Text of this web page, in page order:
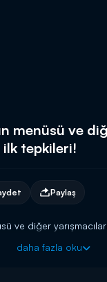
menüsü ve
ilk tepkileri!
Paylaş
ve diğer
daha fazla oku